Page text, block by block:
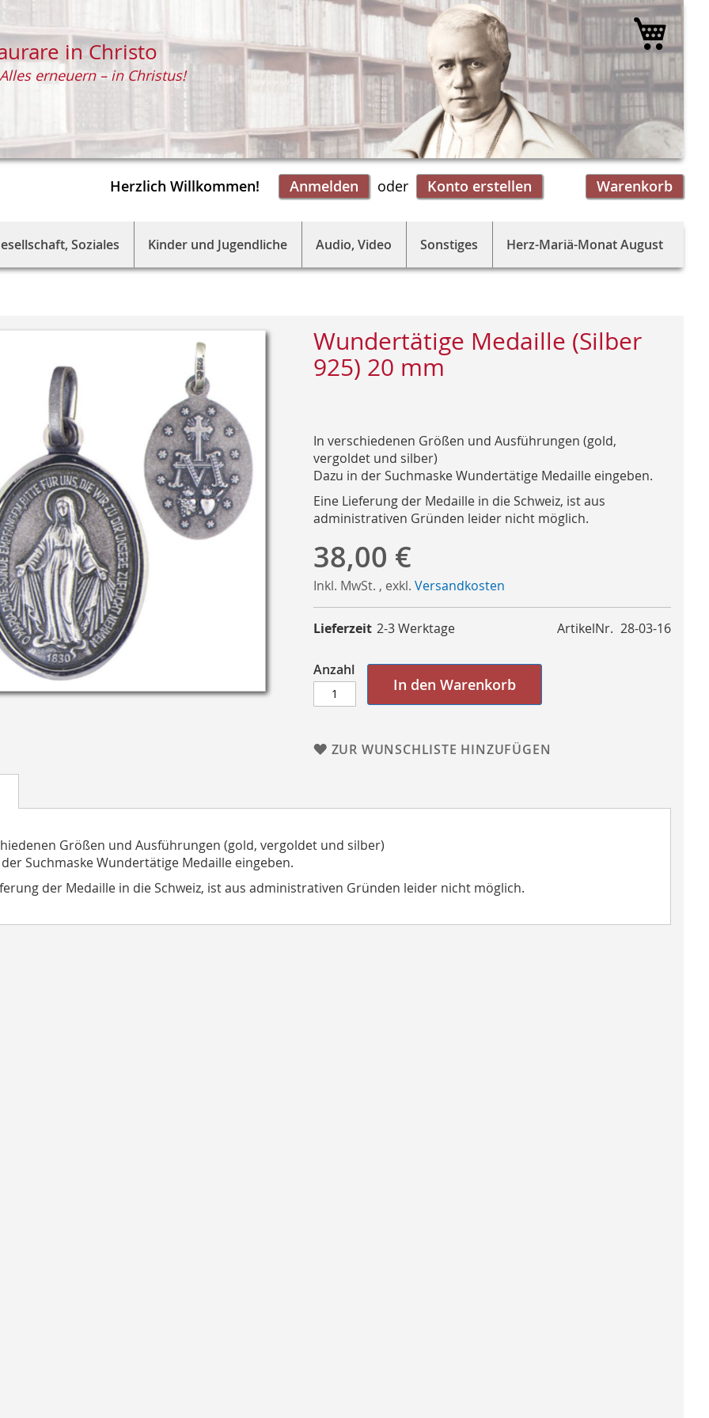
Herzlich Willkommen! Anmelden Warenkorb
Konto erstellen
in Christo
Alles erneuern – in Christus!
Mein
Soziales Kinder und Jugendliche Audio, Video Sonstiges Herz-Mariä-Monat August
Wundertätige Medaille (Silber
925) 20 mm
In verschiedenen Größen und Ausführungen (gold,
vergoldet und silber)
Dazu in der Suchmaske Wundertätige Medaille eingeben.
Eine Lieferung der Medaille in die Schweiz, ist aus
administrativen Gründen leider nicht möglich.
38,00 €
Inkl. MwSt. , exkl. Versandkosten
ArtikelNr. 28-03-16
Lieferzeit 2-3 Werktage
Anzahl
In den Warenkorb
ZUR WUNSCHLISTE HINZUFÜGEN
Größen und Ausführungen (gold, vergoldet und silber)
Suchmaske Wundertätige Medaille eingeben.
der Medaille in die Schweiz, ist aus administrativen Gründen leider nicht möglich.